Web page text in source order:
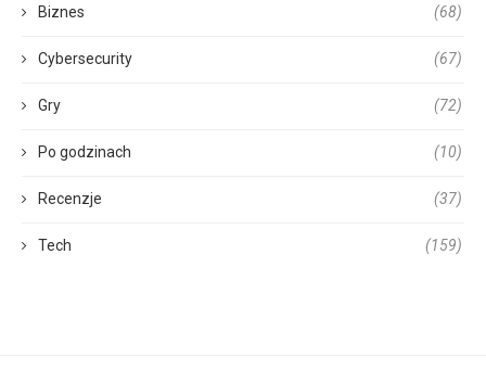
Biznes (68)
Cybersecurity (67)
Gry (72)
Po godzinach (10)
Recenzje (37)
Tech (159)